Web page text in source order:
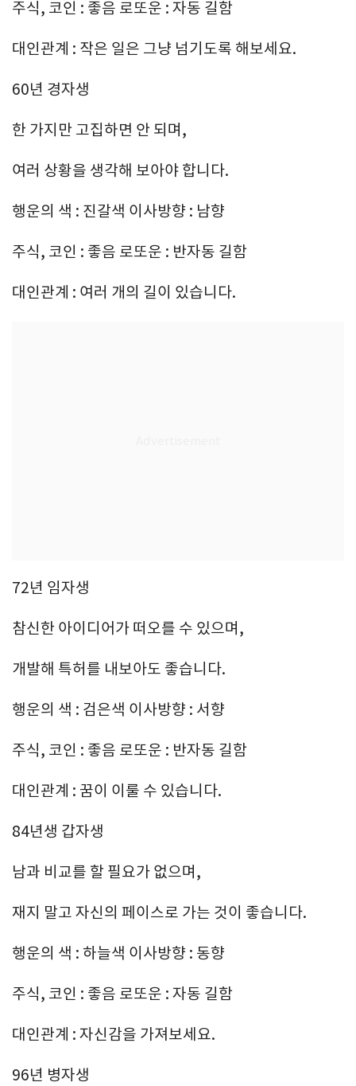
주식, 코인 : 좋음 로또운 : 자동 길함
대인관계 : 작은 일은 그냥 넘기도록 해보세요.
60년 경자생
한 가지만 고집하면 안 되며,
여러 상황을 생각해 보아야 합니다.
행운의 색 : 진갈색 이사방향 : 남향
주식, 코인 : 좋음 로또운 : 반자동 길함
대인관계 : 여러 개의 길이 있습니다.
72년 임자생
참신한 아이디어가 떠오를 수 있으며,
개발해 특허를 내보아도 좋습니다.
행운의 색 : 검은색 이사방향 : 서향
주식, 코인 : 좋음 로또운 : 반자동 길함
대인관계 : 꿈이 이룰 수 있습니다.
84년생 갑자생
남과 비교를 할 필요가 없으며,
재지 말고 자신의 페이스로 가는 것이 좋습니다.
행운의 색 : 하늘색 이사방향 : 동향
주식, 코인 : 좋음 로또운 : 자동 길함
대인관계 : 자신감을 가져보세요.
96년 병자생